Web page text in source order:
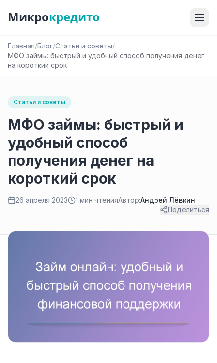
Микрокредито
Главная/Блог/Статьи и советы/
МФО займы: быстрый и удобный способ получения денег
на короткий срок
Статьи и советы
МФО займы: быстрый и
удобный способ
получения денег на
короткий срок
26 апреля 2023 1 мин чтенияАвтор:Андрей Лёвкин
Поделиться